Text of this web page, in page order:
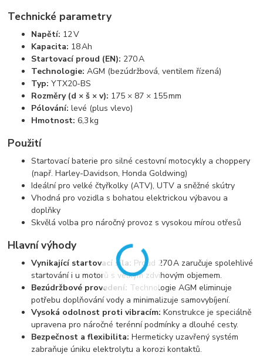
Technické parametry
Napětí: 12 V
Kapacita: 18 Ah
Startovací proud (EN): 270 A
Technologie: AGM (bezúdržbová, ventilem řízená)
Typ: YTX20-BS
Rozměry (d × š × v): 175 × 87 × 155 mm
Pólování: levé (plus vlevo)
Hmotnost: 6,3 kg
Použití
Startovací baterie pro silné cestovní motocykly a choppery
(např. Harley-Davidson, Honda Goldwing)
Ideální pro velké čtyřkolky (ATV), UTV a sněžné skútry
Vhodná pro vozidla s bohatou elektrickou výbavou a
doplňky
Skvělá volba pro náročný provoz s vysokou mírou otřesů
Hlavní výhody
Vynikající startovací síla: Proud 270 A zaručuje spolehlivé
startování i u motorů s velkým zdvihovým objemem.
Bezúdržbové provedení: Technologie AGM eliminuje
potřebu doplňování vody a minimalizuje samovybíjení.
Vysoká odolnost proti vibracím: Konstrukce je speciálně
upravena pro náročné terénní podmínky a dlouhé cesty.
Bezpečnost a flexibilita: Hermeticky uzavřený systém
zabraňuje úniku elektrolytu a korozi kontaktů.